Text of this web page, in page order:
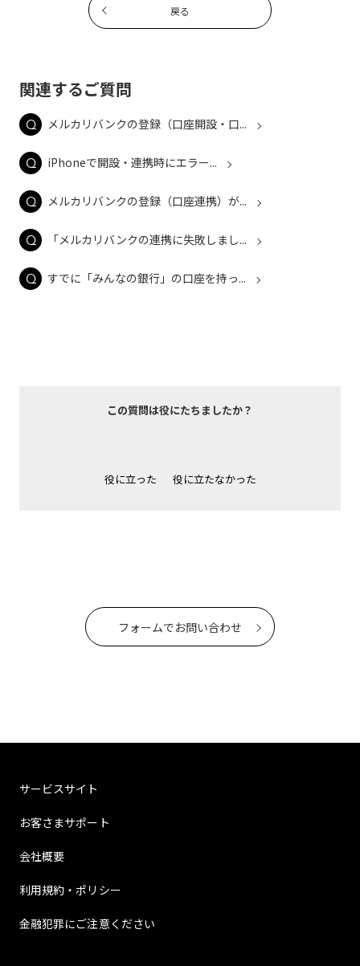
戻る
関連するご質問
メルカリバンクの登録（口座開設・口...
iPhoneで開設・連携時にエラー...
メルカリバンクの登録（口座連携）が...
「メルカリバンクの連携に失敗しまし...
すでに「みんなの銀行」の口座を持っ...
この質問は役にたちましたか？
役に立った 役に立たなかった
フォームでお問い合わせ
サービスサイト
お客さまサポート
会社概要
利用規約・ポリシー
金融犯罪にご注意ください